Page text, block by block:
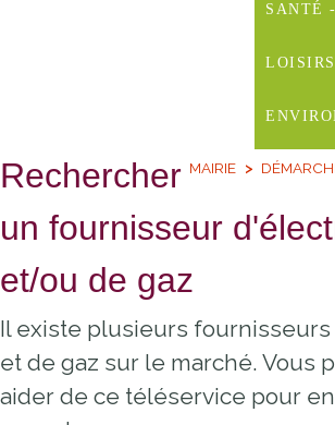
SANTÉ
LOISIRS
MAIRIE
Rechercher
un fournisseur
et/ou de gaz
Il existe plusieurs
et de gaz sur le marché. Vous
aider de ce téléservice pour